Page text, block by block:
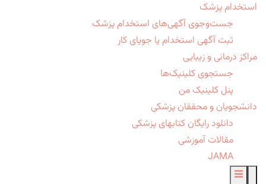
استخدام پزشک
جست‌وجوی آگهی‌های استخدام پزشک
ثبت آگهی استخدام یا جویای کار
مراکز درمانی و زیبایی
جستجوی کلینیک‌ها
پنل کلینیک من
دانشجویان و محققان پزشکی
دانلود رایگان کتابهای پزشکی
مقالات آموزشی
JAMA